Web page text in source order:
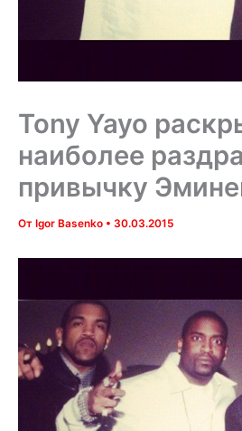
Tony Yayo
наиболее
привычку
От Igor Basenko • 30.03.2015